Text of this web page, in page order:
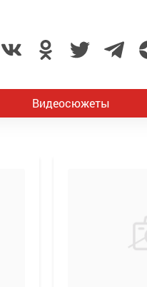
Видеосюжеты